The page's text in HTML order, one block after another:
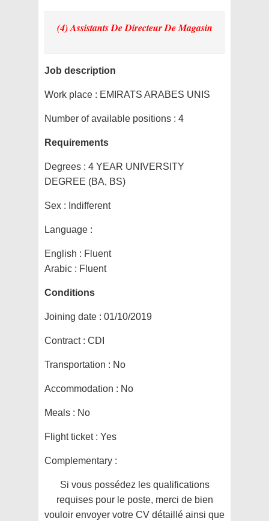
(4) Assistants De Directeur De Magasin
Job description
Work place : EMIRATS ARABES UNIS
Number of available positions : 4
Requirements
Degrees : 4 YEAR UNIVERSITY
DEGREE (BA, BS)
Sex : Indifferent
Language :
English : Fluent
Arabic : Fluent
Conditions
Joining date : 01/10/2019
Contract : CDI
Transportation : No
Accommodation : No
Meals : No
Flight ticket : Yes
Complementary :
Si vous possédez les qualifications
requises pour le poste, merci de bien
vouloir envoyer votre CV détaillé ainsi que